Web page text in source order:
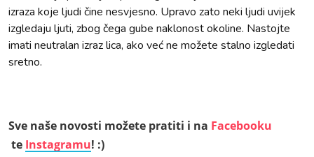
izraza koje ljudi čine nesvjesno. Upravo zato neki ljudi uvijek
izgledaju ljuti, zbog čega gube naklonost okoline. Nastojte
imati neutralan izraz lica, ako već ne možete stalno izgledati
sretno.
Sve naše novosti možete pratiti i na Facebooku
te Instagramu! :)